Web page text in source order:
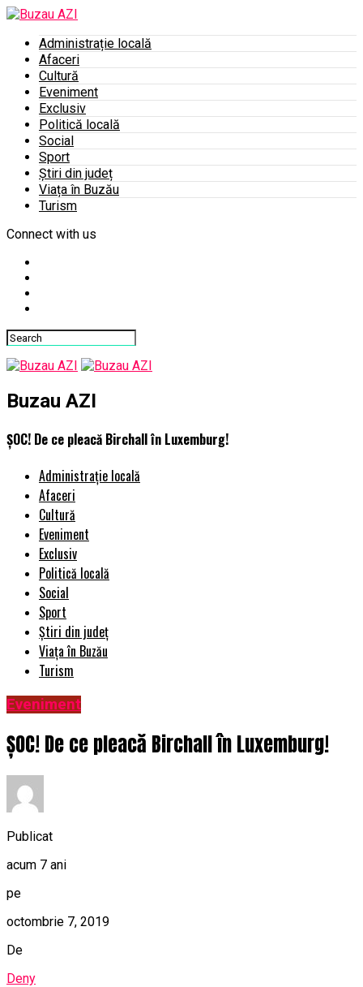
Administrație locală
Afaceri
Cultură
Eveniment
Exclusiv
Politică locală
Social
Sport
Știri din județ
Viața în Buzău
Turism
Connect with us
Buzau AZI
ȘOC! De ce pleacă Birchall în Luxemburg!
Administrație locală
Afaceri
Cultură
Eveniment
Exclusiv
Politică locală
Social
Sport
Știri din județ
Viața în Buzău
Turism
Eveniment
ȘOC! De ce pleacă Birchall în Luxemburg!
Publicat
acum 7 ani
pe
octombrie 7, 2019
De
Deny